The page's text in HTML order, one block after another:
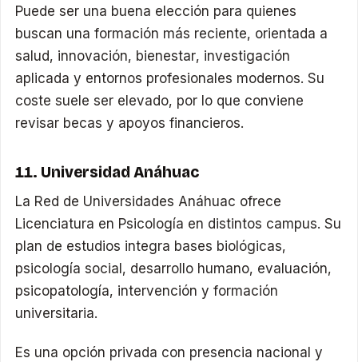
Puede ser una buena elección para quienes
buscan una formación más reciente, orientada a
salud, innovación, bienestar, investigación
aplicada y entornos profesionales modernos. Su
coste suele ser elevado, por lo que conviene
revisar becas y apoyos financieros.
11. Universidad Anáhuac
La Red de Universidades Anáhuac ofrece
Licenciatura en Psicología en distintos campus. Su
plan de estudios integra bases biológicas,
psicología social, desarrollo humano, evaluación,
psicopatología, intervención y formación
universitaria.
Es una opción privada con presencia nacional y